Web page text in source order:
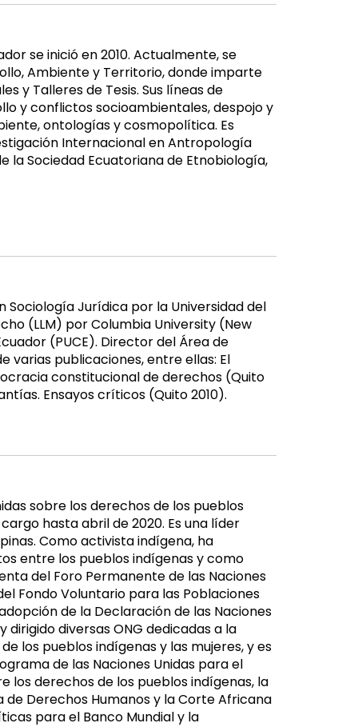
se inició en 2010. Actualmente, se
Ambiente y Territorio, donde imparte
y Talleres de Tesis. Sus líneas de
y conflictos socioambientales, despojo y
ontologías y cosmopolítica. Es
Internacional en Antropología
la Sociedad Ecuatoriana de Etnobiología,
Sociología Jurídica por la Universidad del
(LLM) por Columbia University (New
(PUCE). Director del Área de
varias publicaciones, entre ellas: El
constitucional de derechos (Quito
Ensayos críticos (Quito 2010).
sobre los derechos de los pueblos
hasta abril de 2020. Es una líder
Como activista indígena, ha
entre los pueblos indígenas y como
del Foro Permanente de las Naciones
Fondo Voluntario para las Poblaciones
de la Declaración de las Naciones
dirigido diversas ONG dedicadas a la
los pueblos indígenas y las mujeres, y es
de las Naciones Unidas para el
los derechos de los pueblos indígenas, la
Derechos Humanos y la Corte Africana
para el Banco Mundial y la